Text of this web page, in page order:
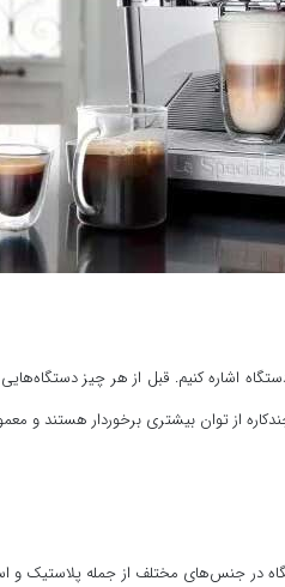
اشاره کنیم. قبل از هر چیز
از توان بیشتری برخوردار هستند و
در جنس‌های مختلف از جمله پلاستیک و